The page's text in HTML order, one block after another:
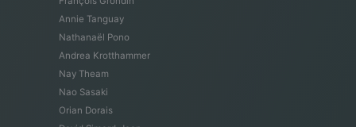
Annie Tanguay
Nathanaël Pono
Andrea Krotthammer
Nay Theam
Nao Sasaki
Orian Dorais